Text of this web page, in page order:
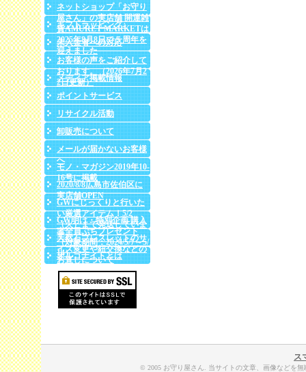
ネットショップ「お守り
屋さん」の実店舗 開運雑
貨AMURET MARKETは
2025年8月8日で５周年を
迎えました
ギフトラッピング♪
未入金者への対応
お客様の声をご紹介して
おります。（2026年7月2
2日更新）
メディア掲載情報
ポイントサービス
リサイクル活動
卸販売について
メールが届かないお客様
へ
モノ・マガジン2019年10-
16号に掲載
2020/8/8広島市佐伯区に
実店舗OPEN
GWにじっくりと行いた
い厳選アイテム！5/2
（火）まで発送していま
す♪
GW明け・特別企画 購入
者全員ぷちプレゼント
（対象期間：2024/5/7～5/
14）
天然石ブレスレットのサ
イズ変更や紐交換などの
お直しについて
オルゴナイトとは
ス
© 2005 お守り屋さん. 当サイトの文章、画像などを